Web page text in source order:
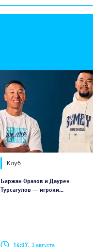
Клуб
Биржан Оразов и Даурен
Турсагулов — игроки...
14:07, 3 августа